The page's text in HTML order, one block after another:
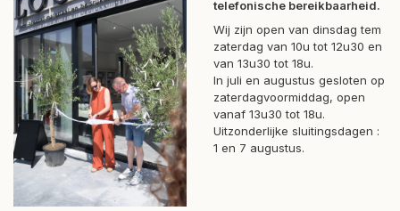
telefonische bereikbaarheid.
Wij zijn open van dinsdag tem
zaterdag van 10u tot 12u30 en
van 13u30 tot 18u.
In juli en augustus gesloten op
zaterdagvoormiddag, open
vanaf 13u30 tot 18u.
Uitzonderlijke sluitingsdagen :
1 en 7 augustus.